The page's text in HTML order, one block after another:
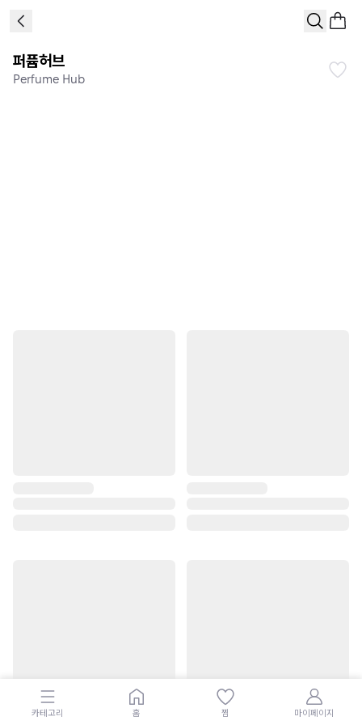
퍼퓸허브
Perfume Hub
카테고리 홈 찜 마이페이지